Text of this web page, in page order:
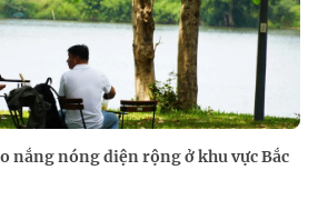
nắng nóng diện rộng ở khu vực Bắc